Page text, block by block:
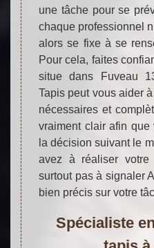
une tâche pour se
chaque professionnel
alors se fixe à se
Pour cela, faites
situe dans Fuveau
Tapis peut vous aider
nécessaires et
vraiment clair afin
la décision suivant le
avez à réaliser votre
surtout pas à signaler
bien précis sur votre
Spécialiste